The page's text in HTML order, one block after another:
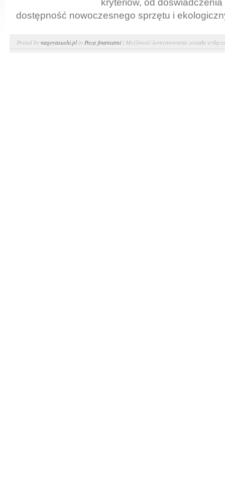
kryteriów, od
dostępność nowoczesnego sprzętu i
Posted bynagoyasushi.plin Poza finansami| Możliwość komentowania Jak
wybrać
została